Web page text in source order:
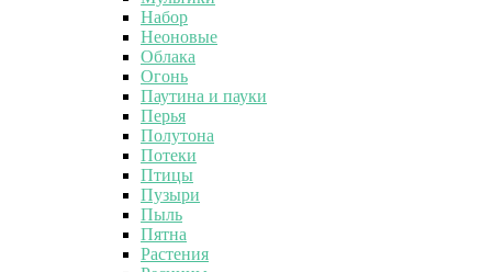
Набор
Неоновые
Облака
Огонь
Паутина и пауки
Перья
Полутона
Потеки
Птицы
Пузыри
Пыль
Пятна
Растения